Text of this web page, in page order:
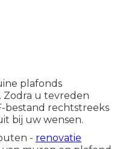
plafonds
Zodra u tevreden
bestand rechtstreeks
bij uw wensen.
- renovatie